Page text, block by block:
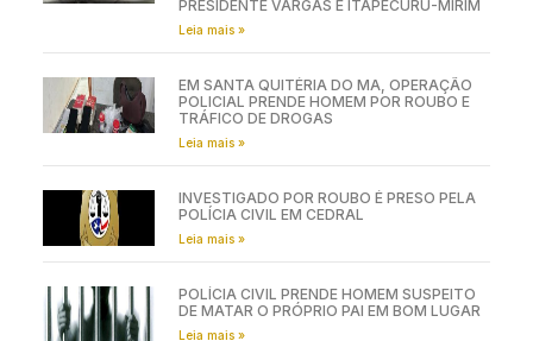
PRESIDENTE VARGAS E ITAPECURU-MIRIM
Leia mais »
EM SANTA QUITÉRIA DO MA, OPERAÇÃO
POLICIAL PRENDE HOMEM POR ROUBO E
TRÁFICO DE DROGAS
Leia mais »
INVESTIGADO POR ROUBO É PRESO PELA
POLÍCIA CIVIL EM CEDRAL
Leia mais »
POLÍCIA CIVIL PRENDE HOMEM SUSPEITO
DE MATAR O PRÓPRIO PAI EM BOM LUGAR
Leia mais »